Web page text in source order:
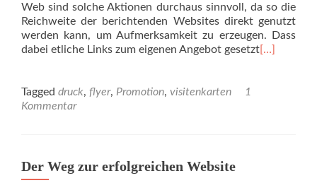
Web sind solche Aktionen durchaus sinnvoll, da so die
Reichweite der berichtenden Websites direkt genutzt
werden kann, um Aufmerksamkeit zu erzeugen. Dass
dabei etliche Links zum eigenen Angebot gesetzt […]
Tagged druck, flyer, Promotion, visitenkarten
1
Kommentar
Der Weg zur erfolgreichen Website